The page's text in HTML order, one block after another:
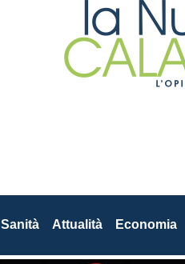
Sanità Attualità Economia